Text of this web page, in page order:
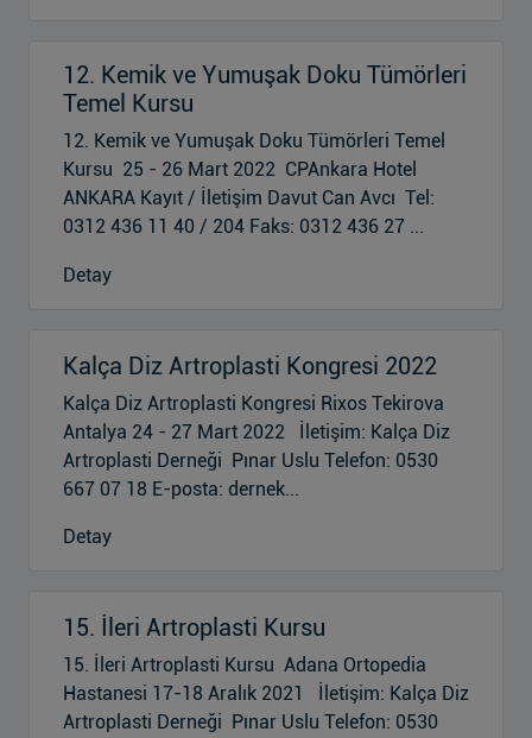
12. Kemik ve Yumuşak Doku Tümörleri
Temel Kursu
12. Kemik ve Yumuşak Doku Tümörleri Temel
Kursu 25 - 26 Mart 2022 CPAnkara Hotel
ANKARA Kayıt / İletişim Davut Can Avcı Tel:
0312 436 11 40 / 204 Faks: 0312 436 27 ...
Detay
Kalça Diz Artroplasti Kongresi 2022
Kalça Diz Artroplasti Kongresi Rixos Tekirova
Antalya 24 - 27 Mart 2022 İletişim: Kalça Diz
Artroplasti Derneği Pınar Uslu Telefon: 0530
667 07 18 E-posta: dernek...
Detay
15. İleri Artroplasti Kursu
15. İleri Artroplasti Kursu Adana Ortopedia
Hastanesi 17-18 Aralık 2021 İletişim: Kalça Diz
Artroplasti Derneği Pınar Uslu Telefon: 0530